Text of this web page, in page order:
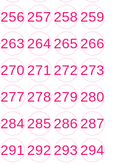
256257258259
263264265266
270271272273
277278279280
284285286287
291292293294